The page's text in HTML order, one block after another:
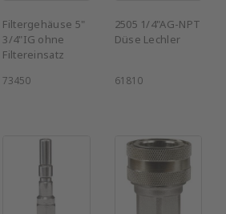
Filtergehäuse 5"
3/4"IG ohne
Filtereinsatz
73450
2505 1/4"AG-NPT
Düse Lechler
61810